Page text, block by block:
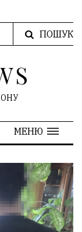
ПОШУК
МЕНЮ